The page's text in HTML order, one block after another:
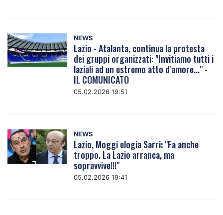
NEWS
Lazio - Atalanta, continua la protesta
dei gruppi organizzati: "Invitiamo tutti i
laziali ad un estremo atto d'amore..." -
IL COMUNICATO
05.02.2026 19:51
NEWS
Lazio, Moggi elogia Sarri: "Fa anche
troppo. La Lazio arranca, ma
sopravvive!!!"
05.02.2026 19:41